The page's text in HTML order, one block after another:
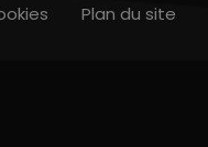
Plan du site